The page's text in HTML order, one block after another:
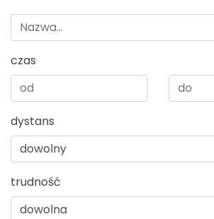
czas
dystans
trudność